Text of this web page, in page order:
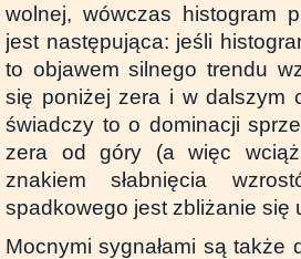
wolnej, wówczas histogram
jest następująca: jeśli
to objawem silnego trendu
się poniżej zera i w dalszym
świadczy to o dominacji
zera od góry (a więc
znakiem słabnięcia
spadkowego jest zbliżanie się
Mocnymi sygnałami są także